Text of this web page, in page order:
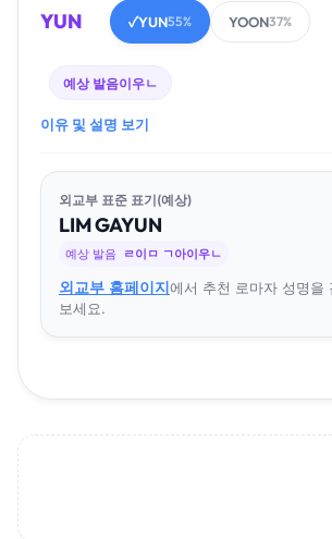
YUN ✓YUN55% YOON37%
예상 발음이우ㄴ
이유 및 설명 보기
외교부 표준 표기(예상)
LIMGAYUN
예상 발음 ㄹ이ㅁ ㄱ아이우ㄴ
외교부 홈페이지에서 추천 로마자 성명을
보세요.